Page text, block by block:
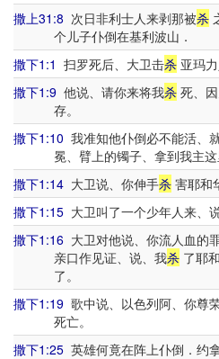
撒上31:8 次日非利士人来剥那被杀
个儿子仆倒在基利波山．
撒下1:1 扫罗死后、大卫击杀 亚玛
撒下1:9 他说、请你来将我杀 死、
存。
撒下1:10 我准知他仆倒必不能活、
冕、臂上的镯子、拿到我主这
撒下1:14 大卫说、你伸手杀 害耶和
撒下1:15 大卫叫了一个少年人来、
撒下1:16 大卫对他说、你流人血的
亲口作见证、说、我杀了耶
了。
撒下1:19 歌中说、以色列阿、你尊
死亡。
撒下1:25 英雄何竟在阵上仆倒．约